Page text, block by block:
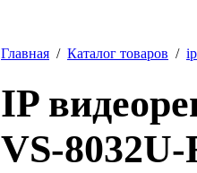
Главная / Каталог товаров /
IP
VS-8032U-